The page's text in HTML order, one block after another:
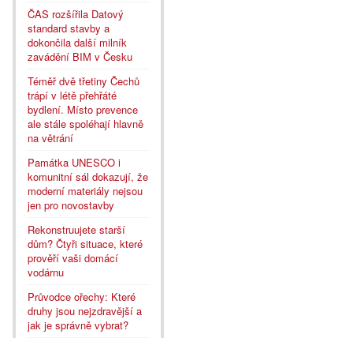
ČAS rozšířila Datový
standard stavby a
dokončila další milník
zavádění BIM v Česku
Téměř dvě třetiny Čechů
trápí v létě přehřáté
bydlení. Místo prevence
ale stále spoléhají hlavně
na větrání
Památka UNESCO i
komunitní sál dokazují, že
moderní materiály nejsou
jen pro novostavby
Rekonstruujete starší
dům? Čtyři situace, které
prověří vaši domácí
vodárnu
Průvodce ořechy: Které
druhy jsou nejzdravější a
jak je správně vybrat?